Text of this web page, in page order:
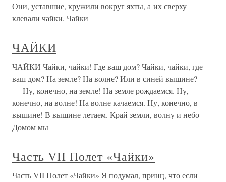
Они, уставшие, кружили вокруг яхты, а их сверху
клевали чайки. Чайки
ЧАЙКИ
ЧАЙКИ Чайки, чайки! Где ваш дом? Чайки, чайки, где
ваш дом? На земле? На волне? Или в синей вышине?
— Ну, конечно, на земле! На земле рождаемся. Ну,
конечно, на волне! На волне качаемся. Ну, конечно, в
вышине! В вышине летаем. Край земли, волну и небо
Домом мы
Часть VII Полет «Чайки»
Часть VII Полет «Чайки» Я подумал, принц, что если